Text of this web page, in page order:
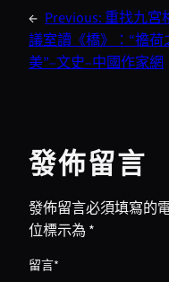
← Previous:重找九宮
議室讀《橋》：“擔荷
美”–文史–中國作家網
發佈留言
發佈留言必須填寫的
位標示為 *
留言*